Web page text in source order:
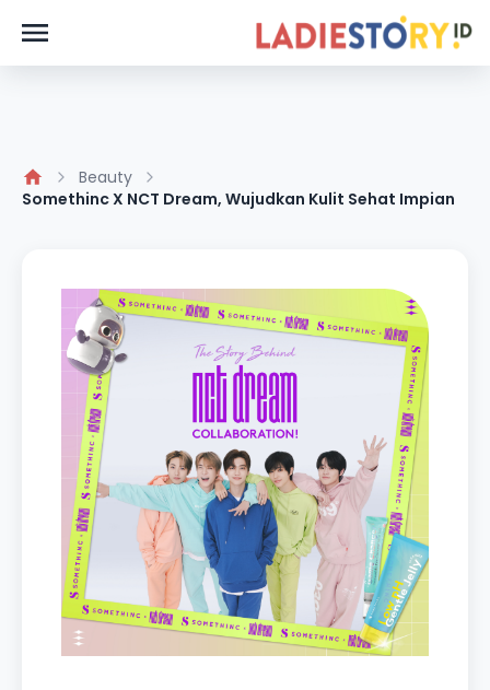
Beauty
Somethinc X NCT Dream, Wujudkan Kulit Sehat Impian